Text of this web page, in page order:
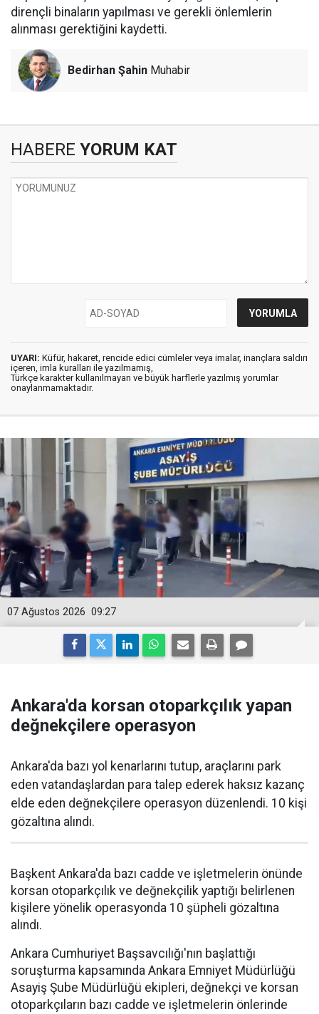
dirençli binaların yapılması ve gerekli önlemlerin
alınması gerektiğini kaydetti.
Bedirhan Şahin Muhabir
HABERE YORUM KAT
UYARI: Küfür, hakaret, rencide edici cümleler veya imalar, inançlara saldırı
içeren, imla kuralları ile yazılmamış,
Türkçe karakter kullanılmayan ve büyük harflerle yazılmış yorumlar
onaylanmamaktadır.
09:27
07 Ağustos 2026
Ankara'da korsan otoparkçılık yapan
değnekçilere operasyon
Ankara'da bazı yol kenarlarını tutup, araçlarını park
eden vatandaşlardan para talep ederek haksız kazanç
elde eden değnekçilere operasyon düzenlendi. 10 kişi
gözaltına alındı.
Başkent Ankara'da bazı cadde ve işletmelerin önünde
korsan otoparkçılık ve değnekçilik yaptığı belirlenen
kişilere yönelik operasyonda 10 şüpheli gözaltına
alındı.
Ankara Cumhuriyet Başsavcılığı'nın başlattığı
soruşturma kapsamında Ankara Emniyet Müdürlüğü
Asayiş Şube Müdürlüğü ekipleri, değnekçi ve korsan
otoparkçıların bazı cadde ve işletmelerin önlerinde